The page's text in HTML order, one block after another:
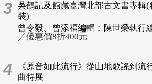
3 吳鶴記及館藏臺灣北部古文書專輯(
裝)
曾令毅、曾添福編輯；陳世榮執行
／優惠價8折400元
4
《原音如此流行》從山地歌謠到流
曲特展